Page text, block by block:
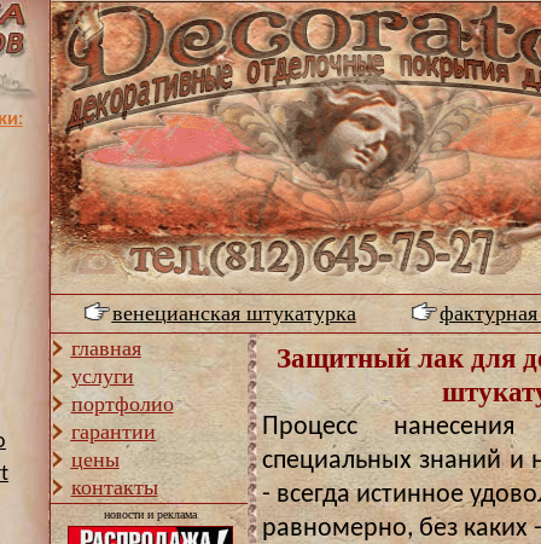
венецианская штукатурка
главная
услуги
портфолио
гарантии
цены
контакты
новости и реклама
Защитный лак для
Процесс
специальных знаний и
- всегда истинное
равномерно, без каких